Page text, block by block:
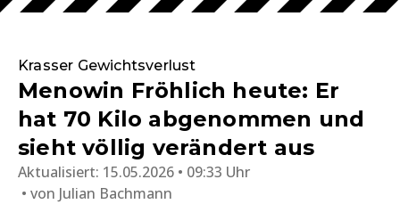
Krasser Gewichtsverlust
Menowin Fröhlich heute: Er
hat 70 Kilo abgenommen und
sieht völlig verändert aus
Aktualisiert: 15.05.2026 • 09:33 Uhr
von Julian Bachmann